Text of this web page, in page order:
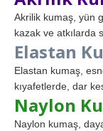
Akrilik kumaş, yün
kazak ve atkılarda
Elastan
Elastan kumaş,
kıyafetlerde, dar
Naylon
Naylon kumaş,